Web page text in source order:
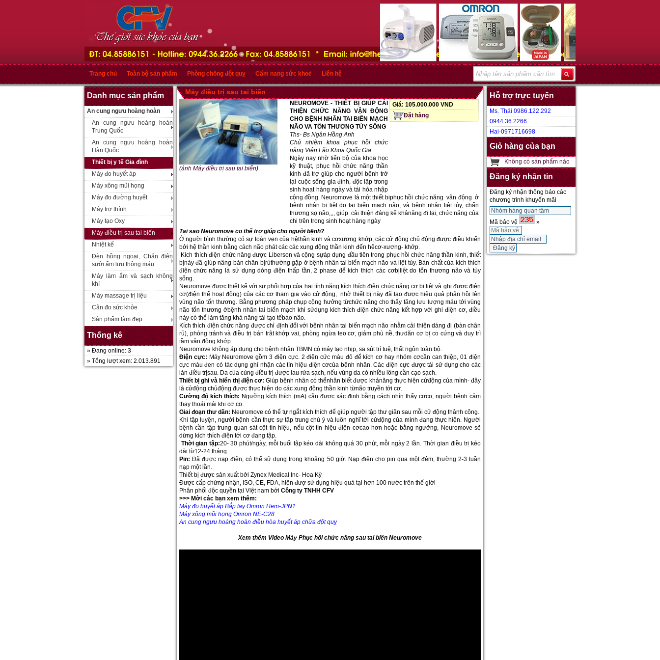
Trang chủ Toàn bộ sản phẩm Phòng chống đột quỵ Cẩm nang sức khoẻ Liên hệ
Danh mục sản phẩm
An cung ngưu hoàng hoàn
An cung ngưu hoàng hoàn
Trung Quốc
An cung ngưu hoàng hoàn
Hàn Quốc
Thiết bị y tế Gia đình
Máy đo huyết áp
Máy xông mũi họng
Máy đo đường huyết
Máy trợ thính
Máy tạo Oxy
Máy điều trị sau tai biến
Nhiệt kế
Đèn hồng ngoại, Chăn điện
sưởi ấm lưu thông máu
Máy làm ẩm và sạch không
khí
Máy massage trị liệu
Cân đo sức khỏe
Sản phẩm làm đẹp
Thống kê
» Đang online: 3
» Tổng lượt xem: 2.013.891
Máy điều trị sau tai biến
(ảnh Máy điều trị sau tai biến)
NEUROMOVE -THI ẾT B GIÚP CẢ
THI ỆN CHỨC NĂNG VẬN ĐỘNG
CHO B ỆNH NHÂN TAI BI ẾN MẠCH
NÃO VA TỔN THƯƠNG TỦY SỐNG
Ths- Bs Ngân Hồng Anh
Chủ nhiệm khoa phục hồi chức
năng Viện Lão Khoa Quốc Gia
Ngày nay nhờ tiến bộ của khoa học
kỹ thuật, phục hồi chức năng thần
kinh đã trợ giúp cho người bệnh trở
lại cuộc sống gia đình, độc lập trong
sinh hoạt hàng ngày và tái hòa nhập
cộng đồng. Neuromove là một thiết bịphục hồi chức năng vận động ở
bệnh nhân bị liệt do tai biến mạch não, và bệnh nhân liệt tủy, chấn
thương sọ não,,,, giúp cải thiện đáng kể khảnăng đi lại, chức năng của
chi trên trong sinh hoạt hàng ngày
Giá: 105.000.000 VND
Đặt hàng
Tại sao Neuromove co thể trợgiúp cho người bệnh?
Ở người bình thường có sự toàn vẹn của hệthần kinh và cơxương khớp, các cử động chủ động được điều khiển
bởi hệ thần kinh bằng cách não phát các các xung động thần kinh đến hệcơ-xương- khớp.
Kích thích điện chức năng được Liberson và cộng sựáp dụng đầu tiên trong phục hồi chức năng thần kinh, thiết
bịnày đã giúp nâng bàn chân bịrủthường gặp ở bệnh nhân tai biến mạch não và liệt tủy. Bản chất của kích thích
điện chức năng là sử dụng dòng điện thấp tần, 2 phase để kích thích các cơbịliệt do tổn thương não và tủy
sống.
Neuromove được thiết kế với sự phối hợp của hai tính năng kích thích điện chức năng cơ bị liệt và ghi được điện
cơ(điện thế hoạt động) của các cơ tham gia vào cử động, nhờ thiết bị này đã tạo được hiệu quả phản hồi lên
vùng não tổn thương. Bằng phương pháp chụp cộng hưởng từchức năng cho thấy tăng lưu lượng máu tới vùng
não tổn thương ởbệnh nhân tai biến mạch khi sửdụng kích thích điện chức năng kết hợp với ghi điện cơ, điều
này có thể làm tăng khả năng tái tạo tếbào não.
Kích thích điện chức năng được chỉ định đối với bệnh nhân tai biến mạch não nhằm cải thiện dáng đi (bàn chân
rủ), phòng tránh và điều trị bán trật khớp vai, phòng ngừa teo cơ, giảm phù nề, thưdãn cơ bị co cứng và duy trì
tầm vận động khớp.
Neuromove không áp dụng cho bệnh nhân TBMN có máy tạo nhịp, sa sút trí tuệ, thất ngôn toàn bộ.
Điện cực: Máy Neuromove gồm 3 điện cực. 2 điện cức màu đỏ để kích cơ hay nhóm cơcần can thiệp, 01 điện
cực màu đen có tác dụng ghi nhận các tín hiệu điện cơcủa bệnh nhân. Các điện cực được tái sử dụng cho các
làn điều trịsau. Da của cùng điều trị được lau rửa sạch, nếu vùng da có nhiều lông cần cạo sạch.
Thiết bịghi và hiển thị điện cơ: Giúp bệnh nhân có thểnhân biết được khảnăng thực hiện cửđộng của mình- đây
là cửđộng chủđộng đươc thực hiện do các xung động thần kinh từnão truyền tới cơ.
Cường độ kích thích: Ngưỡng kích thích (mA) cần được xác định bằng cách nhìn thấy cơco, người bệnh cảm
thay thoái mái khi cơ co.
Giai đoạn thư dãn: Neuromove có thể tự ngắt kích thích để giúp người tập thư giãn sau mỗi cử động thânh công.
Khi tập luyện, người bệnh cần thực sự tập trung chú ý và luôn nghĩ tới cửđộng của mình đang thực hiện. Người
bệnh cần tập trung quan sát cột tín hiệu, nếu cột tín hiệu điện cơcao hơn hoặc bằng ngưỡng, Neuromove sẽ
dừng kích thích điện tới cơ đang tập.
Thời gian tập:20- 30 phút/ngày, mỗi buổi tập kéo dài không quá 30 phút, mỗi ngày 2 lần. Thời gian điều trị kéo
dài từ12-24 tháng.
Pin:Đã được nạp điện, có thể sử dụng trong khoảng 50 giờ. Nạp điện cho pin qua một đêm, thường 2-3 tuần
nạp một lần.
Thiết bị được sản xuất bởi Zynex Medical Inc- Hoa Kỳ
Được cấp chứng nhận, ISO, CE, FDA, hiện đượ sử dụng hiệu quả tại hơn 100 nước trên thế giới
Phân phối độc quyền tại Việt nam bởi Công ty TNHH CFV
>>> Mời các bạn xem thêm:
Máy đo huyết áp Bắp tay Omron Hem-JPN1
Máy xông mũi họng Omron NE-C28
An cung ngưu hoàng hoàn điều hòa huyết áp chữa đột quỵ
Xem thêm Video Máy Phục hồi chức năng sau tai biến Neuromove
Hỗ trợ trực tuyến
Ms. Thái 0986.122.292
0944.36.2266
Hai-0971716698
Giỏ hàng của bạn
Không có sản phẩm nào
Đăng ký nhận tin
Đăng ký nhận thông báo các
chương trình khuyến mãi
Mã bảo vệ »